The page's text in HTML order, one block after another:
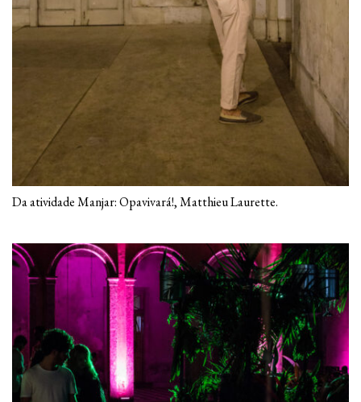
Da atividade Manjar: Opavivará!, Matthieu Laurette.